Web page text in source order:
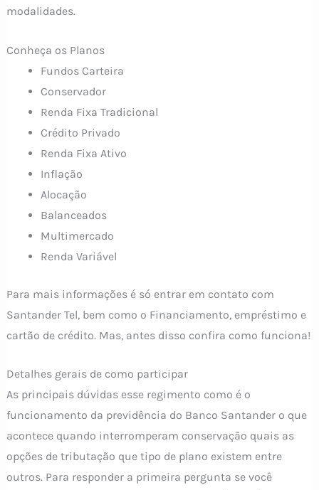
modalidades.
Conheça os Planos
Fundos Carteira
Conservador
Renda Fixa Tradicional
Crédito Privado
Renda Fixa Ativo
Inflação
Alocação
Balanceados
Multimercado
Renda Variável
Para mais informações é só entrar em contato com
Santander Tel, bem como o Financiamento, empréstimo e
cartão de crédito. Mas, antes disso confira como funciona!
Detalhes gerais de como participar
As principais dúvidas esse regimento como é o
funcionamento da previdência do Banco Santander o que
acontece quando interromperam conservação quais as
opções de tributação que tipo de plano existem entre
outros. Para responder a primeira pergunta se você